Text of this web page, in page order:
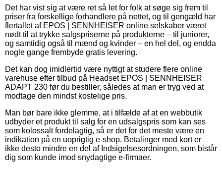
Det har vist sig at være ret så let for folk at søge sig frem til
priser fra forskellige forhandlere på nettet, og til gengæld har
flertallet af EPOS | SENNHEISER online selskaber været
nødt til at trykke salgspriserne på produkterne – til juniorer,
og samtidig også til mænd og kvinder – en hel del, og endda
nogle gange frembyde gratis levering.
Det kan dog imidlertid være nyttigt at studere flere online
varehuse efter tilbud på Headset EPOS | SENNHEISER
ADAPT 230 før du bestiller, således at man er tryg ved at
modtage den mindst kostelige pris.
Man bør bare ikke glemme, at i tilfælde af at en webbutik
udbyder et produkt til salg for en udsalgspris som kan ses
som kolossalt fordelagtig, så er det for det meste være en
indikation på en uoprigtig e-shop. Betalinger med kort er
ikke desto mindre en del af Indsigelsesordningen, som bistår
dig som kunde imod snydagtige e-firmaer.